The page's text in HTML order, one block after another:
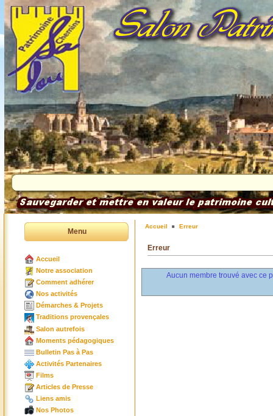
Menu
Accueil
Notre association
Comment adhérer
Nos activités
Démarches & Projets
Traditions provençales
Salon autrefois
Moments pédagogiques
Bulletin Pas à Pas
Activités Partenaires
Films
Articles de Presse
Liens amis
Nos Photos
Accueil Erreur
Erreur
Aucun membre trouvé avec ce